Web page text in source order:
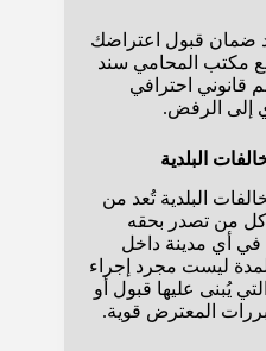
ضمان قبول اعتراضك
مكتب المحامي سند
قانوني احترافي
إلى الرفض.
البلدية
البلدية تُعد من
كل من تصدر بحقه
في أي مدينة داخل
ليست مجرد إجراء
يُبنى عليها قبول أو
المعترض قوية.